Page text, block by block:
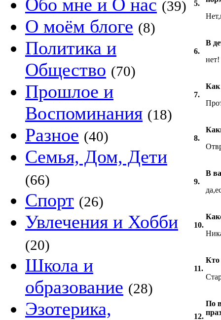
Обо мне и О нас (39)
О моём блоге (8)
Политика и
Общество (70)
Прошлое и
Воспоминания (18)
Разное (40)
Семья, Дом, Дети
(66)
Спорт (26)
Увлечения и Хобби
(20)
Школа и
образование (28)
Эзотерика,
5.
6.
В
нет!
7.
Как
8.
9.
В
10.
11.
Кто
12.
По